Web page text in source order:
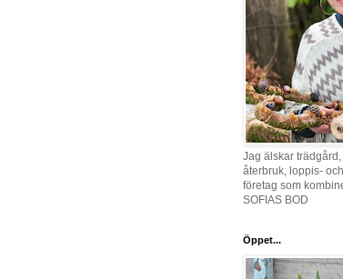
Jag älskar
återbruk, loppis-
företag som
SOFIAS BOD
Öppet...